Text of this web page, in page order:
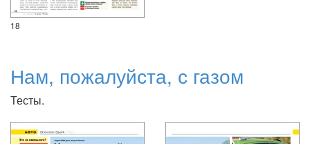
18
Нам, пожалуйста, с газом
Тесты.